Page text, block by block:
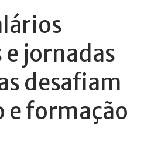
jornadas
desafiam
e formação